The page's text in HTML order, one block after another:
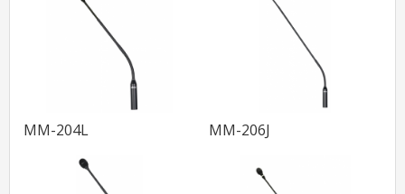
MM-204L MM-206J